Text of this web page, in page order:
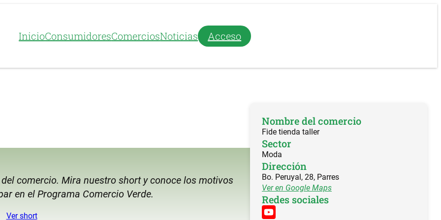
InicioConsumidoresComerciosNoticias Acceso
comercio. Mira nuestro short y conoce los motivos
en el Programa Comercio Verde.
Ver short
Nombre del comercio
Fide tienda taller
Sector
Moda
Dirección
Bo. Peruyal, 28, Parres
Ver en Google Maps
Redes sociales